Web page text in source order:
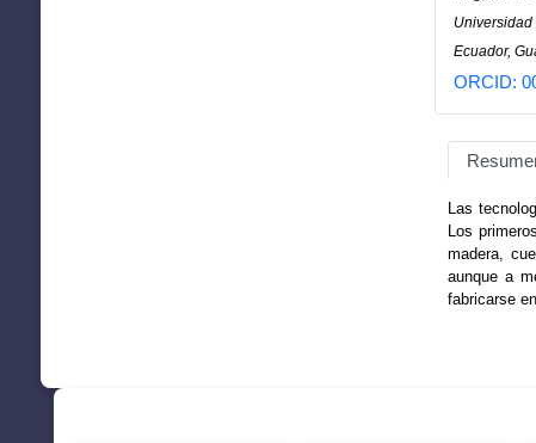
Ecuador,
ORCID:
Las
Los
madera,
aunque a
fabricarse